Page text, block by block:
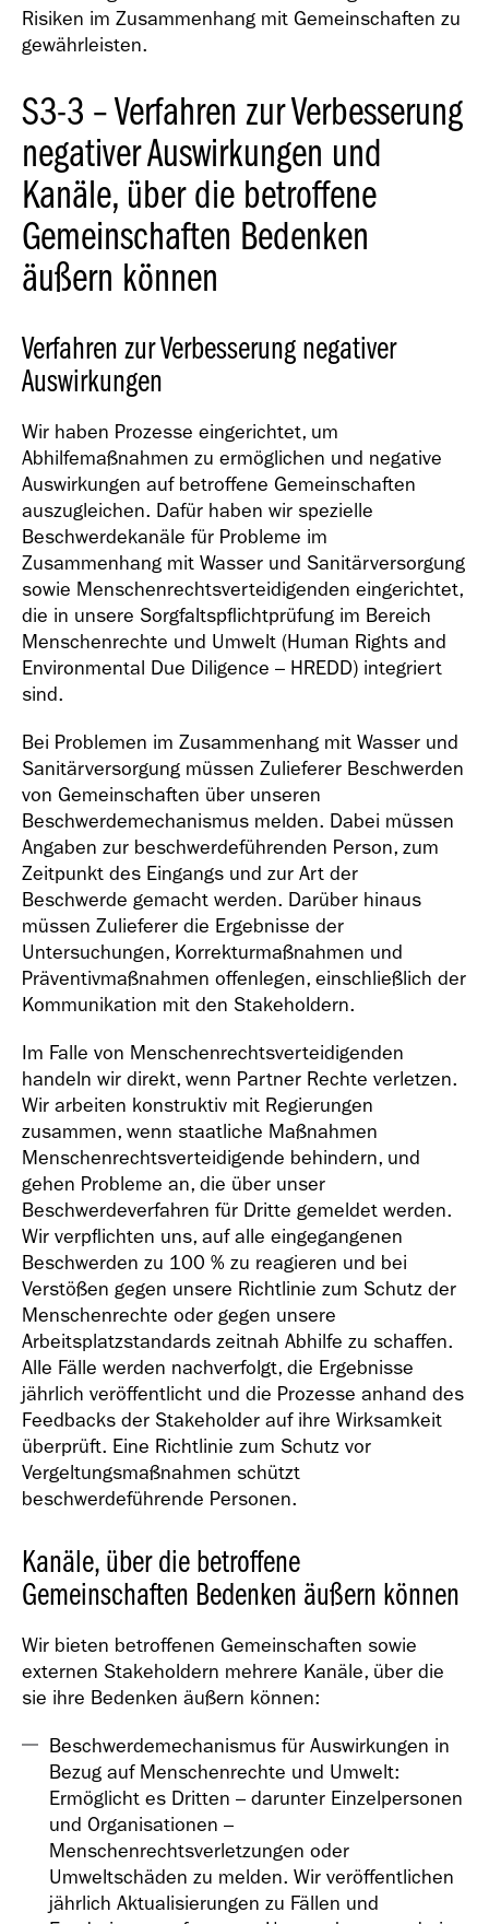
Risiken im Zusammenhang mit Gemeinschaften zu
gewährleisten.
S3-3 – Verfahren zur Verbesserung
negativer Auswirkungen und
Kanäle, über die betroffene
Gemeinschaften Bedenken
äußern können
Verfahren zur Verbesserung negativer
Auswirkungen
Wir haben Prozesse eingerichtet, um
Abhilfemaßnahmen zu ermöglichen und negative
Auswirkungen auf betroffene Gemeinschaften
auszugleichen. Dafür haben wir spezielle
Beschwerdekanäle für Probleme im
Zusammenhang mit Wasser und Sanitärversorgung
sowie Menschenrechtsverteidigenden eingerichtet,
die in unsere Sorgfaltspflichtprüfung im Bereich
Menschenrechte und Umwelt (Human Rights and
Environmental Due Diligence – HREDD) integriert
sind.
Bei Problemen im Zusammenhang mit Wasser und
Sanitärversorgung müssen Zulieferer Beschwerden
von Gemeinschaften über unseren
Beschwerdemechanismus melden. Dabei müssen
Angaben zur beschwerdeführenden Person, zum
Zeitpunkt des Eingangs und zur Art der
Beschwerde gemacht werden. Darüber hinaus
müssen Zulieferer die Ergebnisse der
Untersuchungen, Korrekturmaßnahmen und
Präventivmaßnahmen offenlegen, einschließlich der
Kommunikation mit den Stakeholdern.
Im Falle von Menschenrechtsverteidigenden
handeln wir direkt, wenn Partner Rechte verletzen.
Wir arbeiten konstruktiv mit Regierungen
zusammen, wenn staatliche Maßnahmen
Menschenrechtsverteidigende behindern, und
gehen Probleme an, die über unser
Beschwerdeverfahren für Dritte gemeldet werden.
Wir verpflichten uns, auf alle eingegangenen
Beschwerden zu 100 % zu reagieren und bei
Verstößen gegen unsere Richtlinie zum Schutz der
Menschenrechte oder gegen unsere
Arbeitsplatzstandards zeitnah Abhilfe zu schaffen.
Alle Fälle werden nachverfolgt, die Ergebnisse
jährlich veröffentlicht und die Prozesse anhand des
Feedbacks der Stakeholder auf ihre Wirksamkeit
überprüft. Eine Richtlinie zum Schutz vor
Vergeltungsmaßnahmen schützt
beschwerdeführende Personen.
Kanäle, über die betroffene
Gemeinschaften Bedenken äußern können
Wir bieten betroffenen Gemeinschaften sowie
externen Stakeholdern mehrere Kanäle, über die
sie ihre Bedenken äußern können:
Beschwerdemechanismus für Auswirkungen in
Bezug auf Menschenrechte und Umwelt:
Ermöglicht es Dritten – darunter Einzelpersonen
und Organisationen –
Menschenrechtsverletzungen oder
Umweltschäden zu melden. Wir veröffentlichen
jährlich Aktualisierungen zu Fällen und